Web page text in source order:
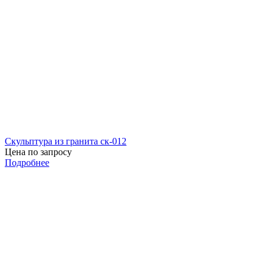
Скульптура из гранита ск-012
Цена по запросу
Подробнее